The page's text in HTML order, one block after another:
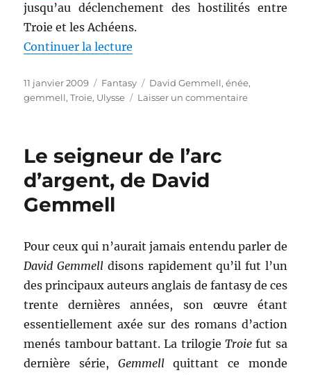
jusqu’au déclenchement des hostilités entre
Troie et les Achéens.
Continuer la lecture
Publié
le
11 janvier 2009 Catégories
Fantasy Étiquettes
David Gemmell,énée,
gemmell,Troie, Ulysse Laisser un commentairesur
Le seigneur de l’arc
d’argent, de David
Gemmell
Pour ceux qui n’aurait jamais entendu parler de
David Gemmell disons rapidement qu’il fut l’un
des principaux auteurs anglais de fantasy de ces
trente dernières années, son œuvre étant
essentiellement axée sur des romans d’action
menés tambour battant. La trilogie Troiefut sa
dernière série, Gemmellquittant ce monde